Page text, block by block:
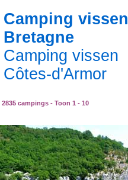
Camping vissen
Bretagne
Camping vissen
Côtes-d'Armor
2835 campings - Toon 1 - 10